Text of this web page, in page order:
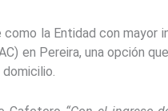
la Entidad con mayor
en Pereira, una opción